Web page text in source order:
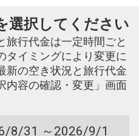
選択してください
旅行代金は一定時間ごと
タイミングにより変更に
新の空き状況と旅行代金
内容の確認・変更」画面
8/31 ～2026/9/1